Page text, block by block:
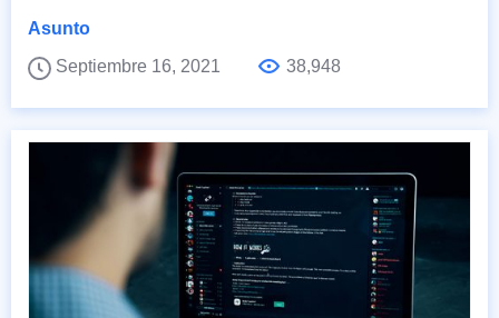
Asunto
Septiembre 16, 2021
38,948